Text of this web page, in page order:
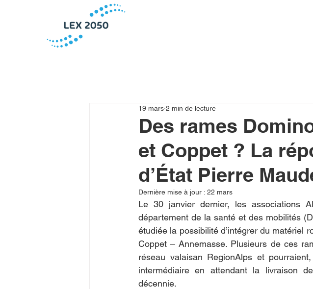
Des rames
et Coppet ? La
d’État Pierre
19 mars 2 min de lecture
Dernière mise à jour : 22 mars
Le 30 janvier dernier, les associations
département de la santé et des mobilités
étudiée la possibilité d’intégrer du matériel
Coppet – Annemasse. Plusieurs de ces
réseau valaisan RegionAlps et
intermédiaire en attendant la livraison
décennie.